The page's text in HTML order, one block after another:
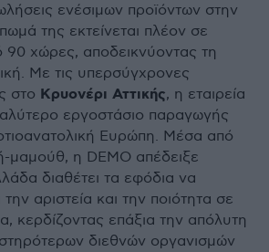
ενέσιμων προϊόντων στην
της εκτείνεται πλέον σε
90 χώρες, αποδεικνύοντας τη
Με τις υπερσύγχρονες
στο Κρυονέρι Αττικής, η εταιρεία
εργοστάσιο παραγωγής
Ευρώπη. Μέσα από
μαμούθ, η DEMO απέδειξε
διαθέτει τα εφόδια να
αριστεία και την ποιότητα σε
κερδίζοντας επάξια την απόλυτη
διεθνών οργανισμών